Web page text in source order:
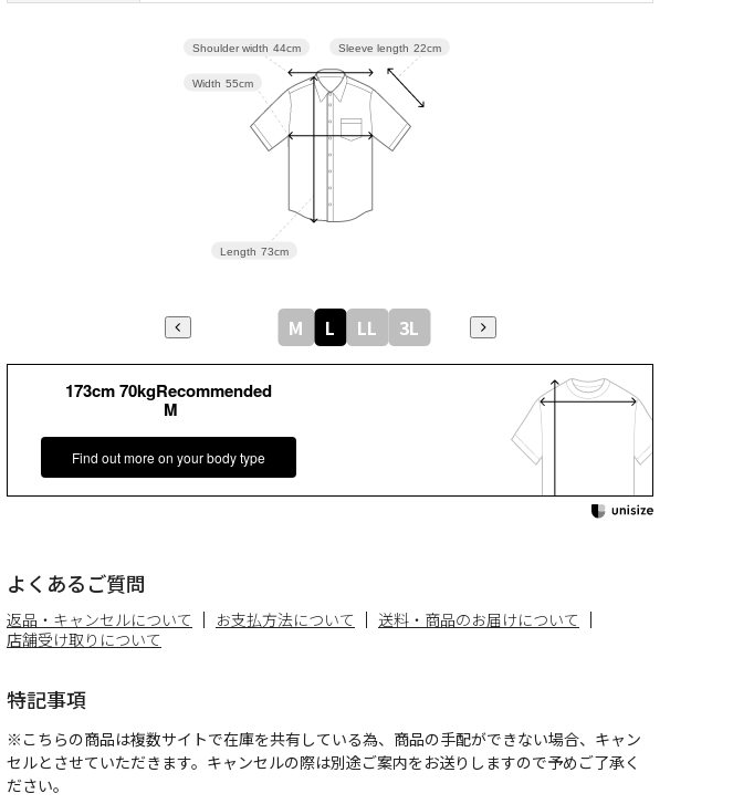
よくあるご質問
返品・キャンセルについて お支払方法について
送料・商品のお届けについて
店舗受け取りについて
特記事項
※こちらの商品は複数サイトで在庫を共有している為、商品の手配ができない場合、キャン
セルとさせていただきます。キャンセルの際は別途ご案内をお送りしますので予めご了承く
ださい。
173cm 70kgRecommended
M
Find out more on your body type
Sleeve length 22cm
Length 73cm
Width 55cm
Shoulder width 44cm
M L LL 3L